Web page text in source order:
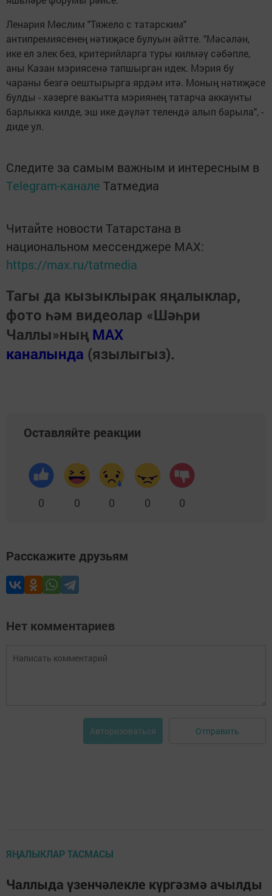
Ленария Мөслим "Тяжело с татарским"
антипремиясенең нәтиҗәсе булуын әйтте. "Мәсәлән,
ике ел элек без, критерийларга туры килмәү сәбәпле,
аны Казан мэриясенә тапшырган идек. Мэрия бу
чараны безгә оештырырга ярдәм итә. Моның нәтиҗәсе
булды - хәзерге вакытта мэриянең татарча аккаунты
барлыкка килде, эш ике дәүләт телендә алып барыла", -
диде ул.
Следите за самым важным и интересным в
Telegram-канале Татмедиа
Читайте новости Татарстана в
национальном мессенджере MАХ:
https://max.ru/tatmedia
Тагы да кызыклырак яңалыклар,
фото һәм видеолар «Шәһри
Чаллы»ның MAX
каналында (язылыгыз).
Оставляйте реакции
0 0 0 0 0
Расскажите друзьям
Нет комментариев
Авторизоваться Отправить
ЯҢАЛЫКЛАР ТАСМАСЫ
Чаллыда үзенчәлекле күргәзмә ачылды